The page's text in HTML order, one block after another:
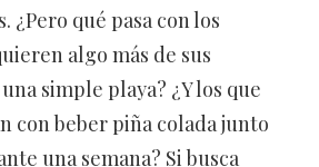
¿Pero qué pasa con los
algo más de sus
simple playa? ¿Y los que
con beber piña colada junto
una semana? Si busca